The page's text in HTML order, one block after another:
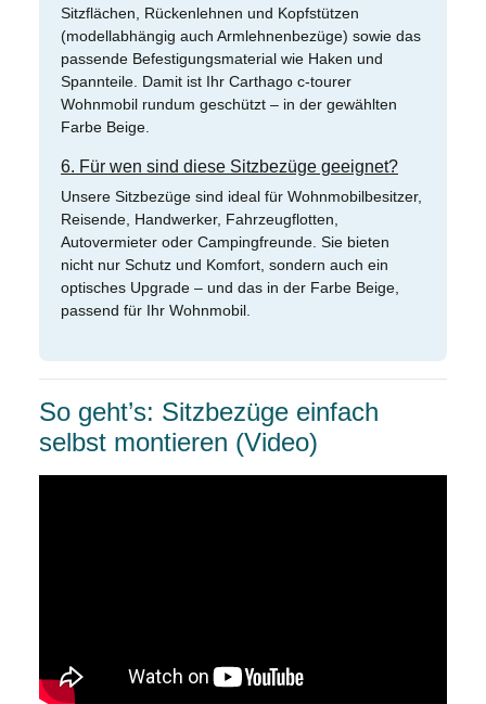
Sitzflächen, Rückenlehnen und Kopfstützen
(modellabhängig auch Armlehnenbezüge) sowie das
passende Befestigungsmaterial wie Haken und
Spannteile. Damit ist Ihr Carthago c-tourer
Wohnmobil rundum geschützt – in der gewählten
Farbe Beige.
6. Für wen sind diese Sitzbezüge geeignet?
Unsere Sitzbezüge sind ideal für Wohnmobilbesitzer,
Reisende, Handwerker, Fahrzeugflotten,
Autovermieter oder Campingfreunde. Sie bieten
nicht nur Schutz und Komfort, sondern auch ein
optisches Upgrade – und das in der Farbe Beige,
passend für Ihr Wohnmobil.
So geht’s: Sitzbezüge einfach
selbst montieren (Video)